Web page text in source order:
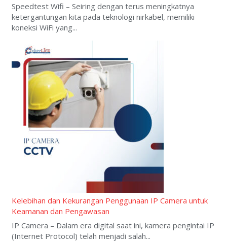
Speedtest Wifi – Seiring dengan terus meningkatnya
ketergantungan kita pada teknologi nirkabel, memiliki
koneksi WiFi yang...
Kelebihan dan Kekurangan Penggunaan IP Camera untuk
Keamanan dan Pengawasan
IP Camera – Dalam era digital saat ini, kamera pengintai IP
(Internet Protocol) telah menjadi salah...